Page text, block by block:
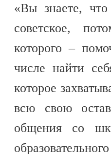
«Вы знаете,
советское,
которого –
числе найти
которое
всю свою
общения со